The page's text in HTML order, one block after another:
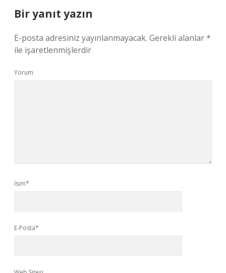
Bir yanıt yazın
E-posta adresiniz yayınlanmayacak. Gerekli alanlar*
ile işaretlenmişlerdir
Yorum
İsim*
E-Posta*